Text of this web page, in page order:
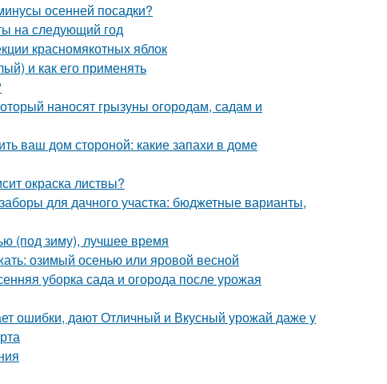
осенней посадки?
на следующий год
красномякотных яблок
и как его применять
наносят грызуны огородам, садам и
ваш дом стороной: какие запахи в доме
окраска листвы?
для дачного участка: бюджетные варианты,
(под зиму), лучшее время
озимый осенью или яровой весной
уборка сада и огорода после урожая
ошибки, дают Отличный и Вкусный урожай даже у